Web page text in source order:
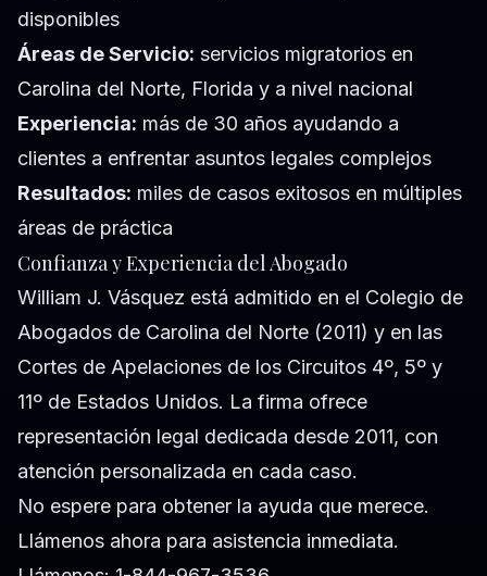
disponibles
Áreas de Servicio: servicios migratorios en
Carolina del Norte, Florida y a nivel nacional
Experiencia: más de 30 años ayudando a
clientes a enfrentar asuntos legales complejos
Resultados: miles de casos exitosos en múltiples
áreas de práctica
Confianza y Experiencia del Abogado
William J. Vásquez está admitido en el Colegio de
Abogados de Carolina del Norte (2011) y en las
Cortes de Apelaciones de los Circuitos 4º, 5º y
11º de Estados Unidos. La firma ofrece
representación legal dedicada desde 2011, con
atención personalizada en cada caso.
No espere para obtener la ayuda que merece.
Llámenos ahora para asistencia inmediata.